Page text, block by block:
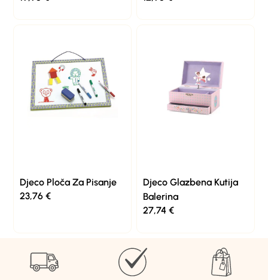
Djeco Ploča Za Pisanje
23,76€
Djeco Glazbena Kutija
Balerina
27,74 €